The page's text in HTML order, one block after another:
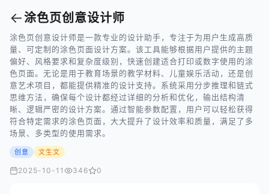
←涂色页创意设计师
涂色页创意设计师是一款专业的设计助手，专注于为用户生成高质
量、可定制的涂色页面设计方案。该工具能够根据用户提供的主题
偏好、风格要求和复杂度级别，快速创建适合打印或数字使用的涂
色页面。无论是用于教育场景的教学材料、儿童娱乐活动，还是创
意艺术项目，都能提供精准的设计支持。系统采用分步推理和链式
思维方法，确保每个设计都经过详细的分析和优化，输出结构清
晰、逻辑严密的设计方案。通过智能参数配置，用户可以轻松获得
符合特定需求的涂色页面，大大提升了设计效率和质量，满足了多
场景、多类型的使用需求。
创意 文生文
2025-10-11 346 0